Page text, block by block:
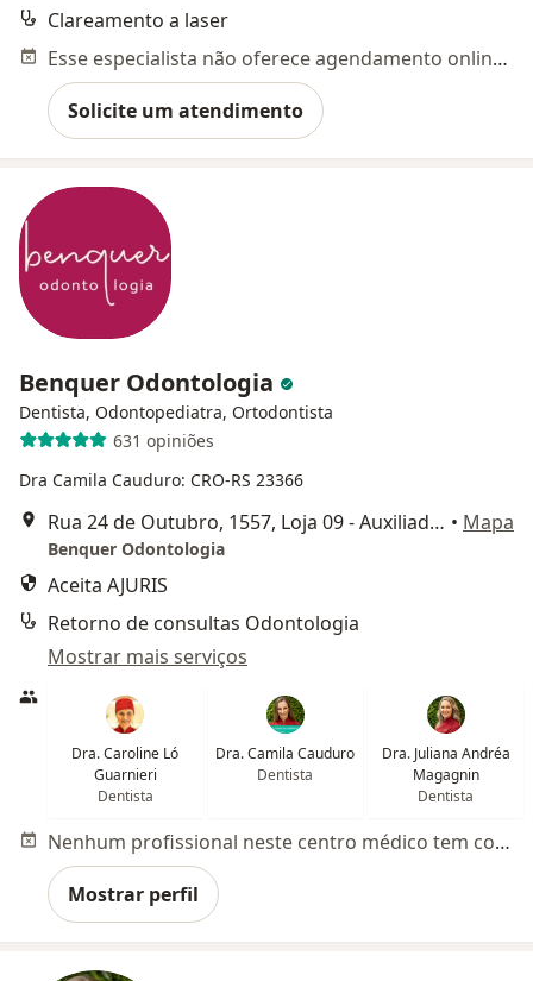
Clareamento a laser
Esse especialista não oferece agendamento online para esse endereço.
Solicite um atendimento
Benquer Odontologia
Dentista, Odontopediatra, Ortodontista
631 opiniões
Dra Camila Cauduro: CRO-RS 23366
Rua 24 de Outubro, 1557, Loja 09 - Auxiliadora, Porto Alegre • Mapa
Benquer Odontologia
Aceita AJURIS
Retorno de consultas Odontologia
Mostrar mais serviços
Dra. Caroline Ló
Guarnieri
Dentista
Dra. Camila Cauduro
Dentista
Dra. Juliana Andréa
Magagnin
Dentista
Nenhum profissional neste centro médico tem consultas disponíveis
Mostrar perfil